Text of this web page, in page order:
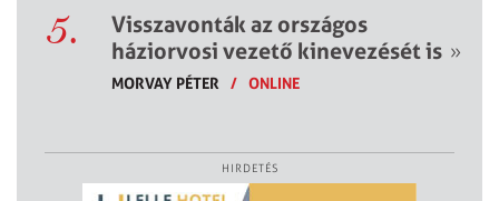
5.
Visszavonták az országos
háziorvosi vezető kinevezését is »
MORVAY PÉTER / ONLINE
HIRDETÉS